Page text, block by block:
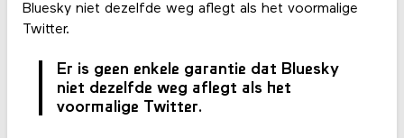
Bluesky niet dezelfde weg aflegt als het voormalige
Twitter.
Er is geen enkele garantie dat Bluesky
niet dezelfde weg aflegt als het
voormalige Twitter.